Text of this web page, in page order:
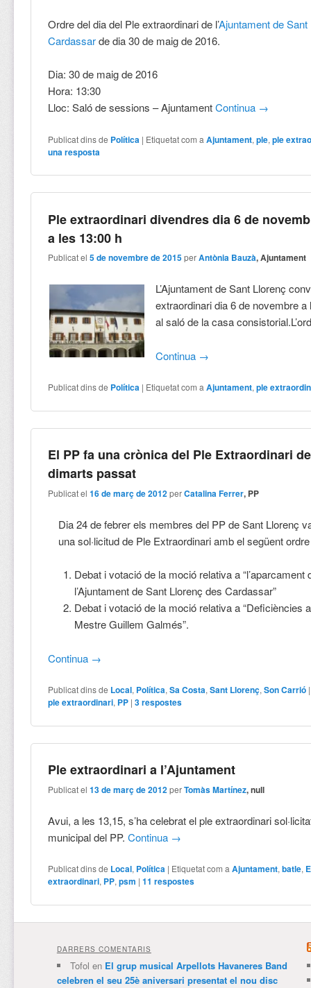
Ordre del dia del Ple extraordinari de l’Ajuntament de
Cardassarde dia 30 de maig de 2016.
Dia: 30 de maig de 2016
Hora: 13:30
Lloc: Saló de sessions – AjuntamentContinua →
Publicat dins de Política | Etiquetat com a Ajuntament,ple,ple
una resposta
Ple extraordinari divendres dia 6 de
a les 13:00 h
Publicat el5 de novembre de 2015 perAntònia Bauzà, Ajuntament
L’Ajuntament de Sant Llorenç
extraordinari dia 6 de novembre
al saló de la casa
Continua →
Publicat dins de Política | Etiquetat com a Ajuntament,ple
El PP fa una crònica del Ple Extraordinari de
dimarts passat
Publicat el16 de març de 2012 perCatalina Ferrer, PP
Dia 24 de febrer els membres del PP de Sant Llorenç
una sol·licitud de Ple Extraordinari amb el següent
Debat i votació de la moció relativa a “l’aparcament
l’Ajuntament de Sant Llorenç des Cardassar”
Debat i votació de la moció relativa a “Deficiències
Mestre Guillem Galmés”.
Continua →
Publicat dins de Local, Política,Sa Costa,Sant Llorenç,Son Carrió
ple extraordinari, PP |3respostes
Ple extraordinari a l’Ajuntament
Publicat el13 de març de 2012 perTomàs Martínez, null
Avui, a les 13,15, s’ha celebrat el ple extraordinari
municipal del PP.Continua →
Publicat dins de Local, Política | Etiquetat com a Ajuntament,batle,
extraordinari, PP,psm |11 respostes
DARRERS COMENTARIS
Tofol en El grup musical Arpellots Havaneres Band
celebren el seu 25è aniversari presentat el nou disc